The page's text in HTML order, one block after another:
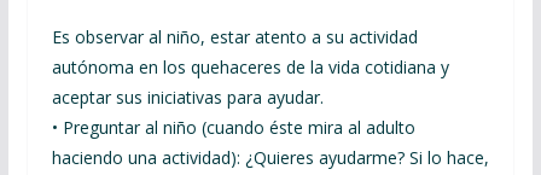
Es observar al niño, estar atento a su actividad
autónoma en los quehaceres de la vida cotidiana y
aceptar sus iniciativas para ayudar.
• Preguntar al niño (cuando éste mira al adulto
haciendo una actividad): ¿Quieres ayudarme? Si lo hace,